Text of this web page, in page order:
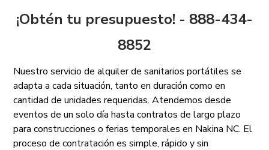
¡Obtén tu presupuesto! - 888-434-
8852
Nuestro servicio de alquiler de sanitarios portátiles se
adapta a cada situación, tanto en duración como en
cantidad de unidades requeridas. Atendemos desde
eventos de un solo día hasta contratos de largo plazo
para construcciones o ferias temporales en Nakina NC. El
proceso de contratación es simple, rápido y sin